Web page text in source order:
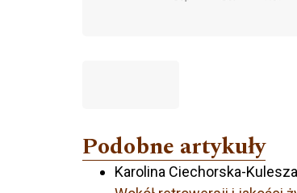
Podobne artykuły
Karolina Ciechorska-